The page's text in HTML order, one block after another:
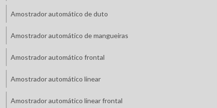
Amostrador automático de duto
Amostrador automático de mangueiras
Amostrador automático frontal
Amostrador automático linear
Amostrador automático linear frontal